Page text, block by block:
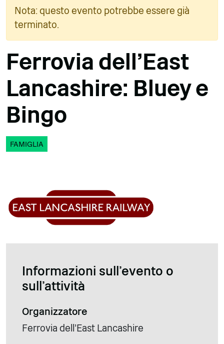
Nota: questo evento potrebbe essere già
terminato.
Ferrovia dell'East
Lancashire: Bluey e
Bingo
FAMIGLIA
Informazioni sull'evento o
sull'attività
Organizzatore
Ferrovia dell'East Lancashire